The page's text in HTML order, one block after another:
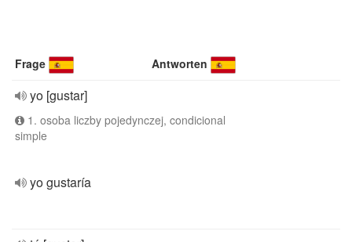
Frage Antworten
yo [gustar]
1. osoba liczby pojedynczej, condicional
simple
yo gustaría